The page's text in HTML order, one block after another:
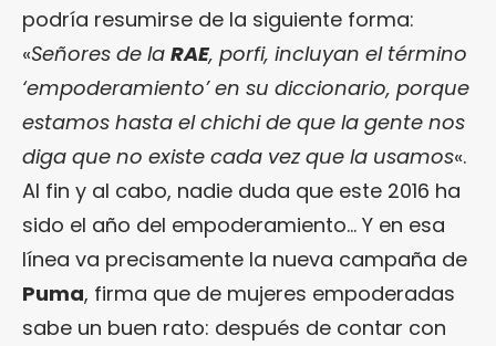
podría resumirse de la siguiente forma:
«Señores de la RAE, porfi, incluyan el término
‘empoderamiento’ en su diccionario, porque
estamos hasta el chichi de que la gente nos
diga que no existe cada vez que la usamos«.
Al fin y al cabo, nadie duda que este 2016 ha
sido el año del empoderamiento… Y en esa
línea va precisamente la nueva campaña de
Puma, firma que de mujeres empoderadas
sabe un buen rato: después de contar con